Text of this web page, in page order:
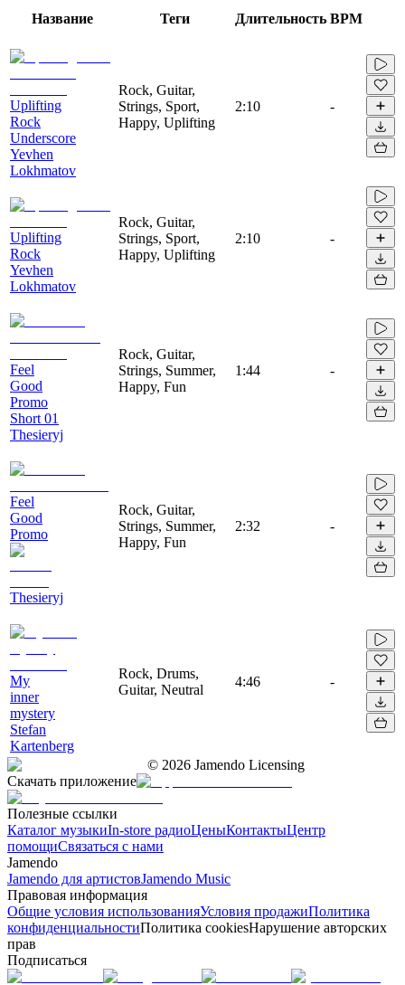
Название Теги Длительность BPM
Uplifting
Rock
Underscore
Yevhen
Lokhmatov
Rock, Guitar,
Strings, Sport,
Happy, Uplifting
2:10 -
Uplifting
Rock
Yevhen
Lokhmatov
Rock, Guitar,
Strings, Sport,
Happy, Uplifting
2:10 -
Feel
Good
Promo
Short 01
Thesieryj
Rock, Guitar,
Strings, Summer,
Happy, Fun
1:44 -
Feel
Good
Promo
Thesieryj
Rock, Guitar,
Strings, Summer,
Happy, Fun
2:32 -
My
inner
mystery
Stefan
Kartenberg
Rock, Drums,
Guitar, Neutral
4:46 -
© 2026 Jamendo Licensing
Скачать приложение
Полезные ссылки
Каталог музыкиIn-store радиоЦеныКонтактыЦентр
помощиСвязаться с нами
Jamendo
Jamendo для артистовJamendo Music
Правовая информация
Общие условия использованияУсловия продажиПолитика
конфиденциальностиПолитика cookiesНарушение авторских
прав
Подписаться